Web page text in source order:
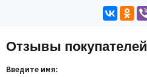
Отзывы покупателей
Введите имя: